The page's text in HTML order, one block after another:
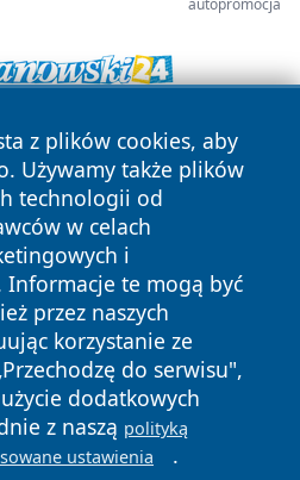
z plików cookies, aby
Używamy także plików
technologii od
w celach
i
Informacje te mogą być
przez naszych
korzystanie ze
do serwisu",
dodatkowych
z naszą polityką
ustawienia .
Wszystkie prawa
Polityka
Cookies